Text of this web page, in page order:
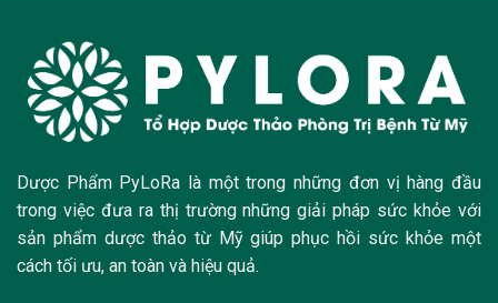
Dược Phẩm PyLoRa là một trong những đơn vị hàng đầu
trong việc đưa ra thị trường những giải pháp sức khỏe với
sản phẩm dược thảo từ Mỹ giúp phục hồi sức khỏe một
cách tối ưu, an toàn và hiệu quả.